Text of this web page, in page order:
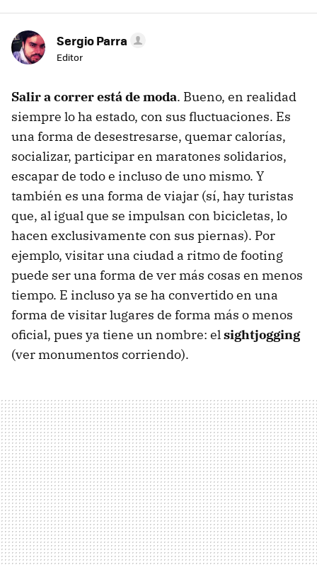
Sergio Parra
Editor
Salir a correr está de moda. Bueno, en realidad
siempre lo ha estado, con sus fluctuaciones. Es
una forma de desestresarse, quemar calorías,
socializar, participar en maratones solidarios,
escapar de todo e incluso de uno mismo. Y
también es una forma de viajar (sí, hay turistas
que, al igual que se impulsan con bicicletas, lo
hacen exclusivamente con sus piernas). Por
ejemplo, visitar una ciudad a ritmo de footing
puede ser una forma de ver más cosas en menos
tiempo. E incluso ya se ha convertido en una
forma de visitar lugares de forma más o menos
oficial, pues ya tiene un nombre: elsightjogging
(ver monumentos corriendo).